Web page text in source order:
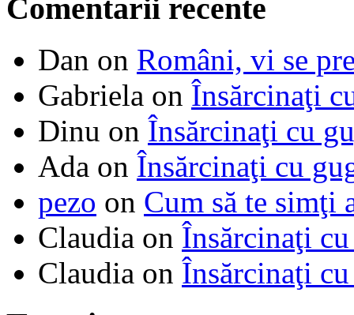
Comentarii recente
Dan on Români, vi se
Gabriela on Însărcinaţi
Dinu on Însărcinaţi cu
Ada on Însărcinaţi cu
pezo on Cum să te simţi
Claudia on Însărcinaţi
Claudia on Însărcinaţi